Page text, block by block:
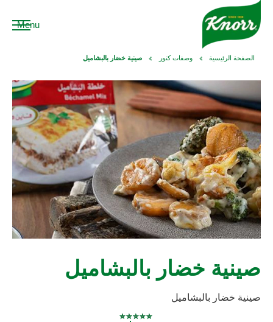
Menu
الصفحة الرئيسية وصفات كنور صينية خضار بالبشاميل
صينية خضار بالبشاميل
صينية خضار بالبشاميل